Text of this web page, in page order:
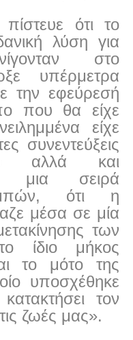
ότι το
λύση για
στο
υπέρμετρα
την εφεύρεσή
που θα είχε
είχε
συνεντεύξεις
αλλά και
μια σειρά
ότι η
μέσα σε μία
των
ίδιο μήκος
το μότο της
υποσχέθηκε
τον
ζωές μας».